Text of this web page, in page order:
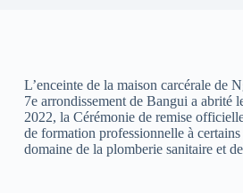
L’enceinte de la maison carcérale de
7e arrondissement de Bangui a abrité
2022, la Cérémonie de remise
de formation professionnelle à certains
domaine de la plomberie sanitaire et